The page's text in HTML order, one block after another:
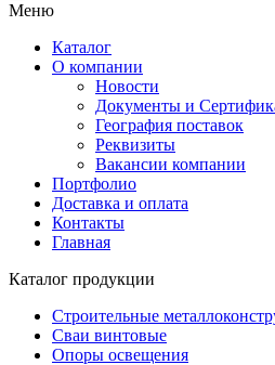
Меню
Каталог
О компании
Новости
Документы и
География поставок
Реквизиты
Вакансии компании
Портфолио
Доставка и оплата
Контакты
Главная
Каталог продукции
Строительные
Сваи винтовые
Опоры освещения